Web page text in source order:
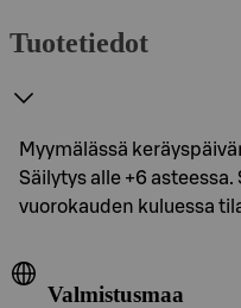
Tuotetiedot
Myymälässä
Säilytys alle +6
vuorokauden kuluessa
Valmistusmaa